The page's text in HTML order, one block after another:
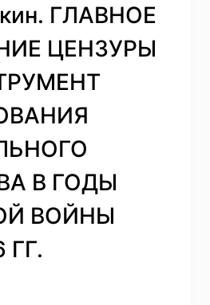
ГЛАВНОЕ
ЦЕНЗУРЫ
В ГОДЫ
ВОЙНЫ
ГГ.